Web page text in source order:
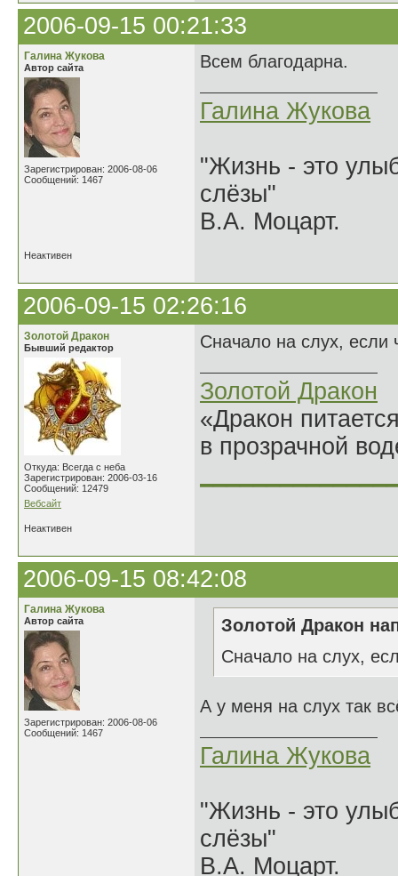
2006-09-15 00:21:33
Галина Жукова
Автор сайта
Зарегистрирован: 2006-08-06
Сообщений: 1467
Всем благодарна.
Галина Жукова
"Жизнь - это
слёзы"
В.А. Моцарт.
Неактивен
2006-09-15 02:26:16
Золотой Дракон
Бывший редактор
Откуда: Всегда с неба
Зарегистрирован: 2006-03-16
Сообщений: 12479
Вебсайт
Сначало на слух, если
Золотой Дракон
«Дракон
в прозрачной
Неактивен
2006-09-15 08:42:08
Галина Жукова
Автор сайта
Зарегистрирован: 2006-08-06
Сообщений: 1467
Золотой Дракон
Сначало на слух,
А у меня на слух так
Галина Жукова
"Жизнь - это
слёзы"
В.А. Моцарт.